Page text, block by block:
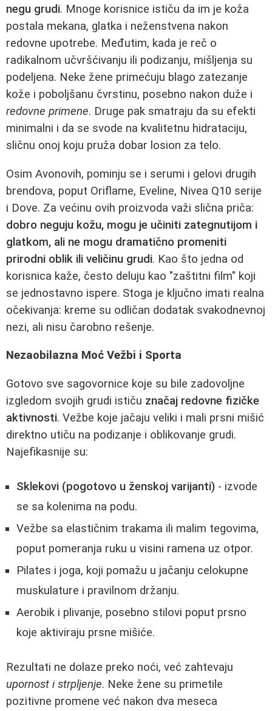
negu grudi. Mnoge korisnice ističu da im je koža
postala mekana, glatka i neženstvena nakon
redovne upotrebe. Međutim, kada je reč o
radikalnom učvršćivanju ili podizanju, mišljenja su
podeljena. Neke žene primećuju blago zatezanje
kože i poboljšanu čvrstinu, posebno nakon duže i
redovne primene. Druge pak smatraju da su efekti
minimalni i da se svode na kvalitetnu hidrataciju,
sličnu onoj koju pruža dobar losion za telo.
Osim Avonovih, pominju se i serumi i gelovi drugih
brendova, poput Oriflame, Eveline, Nivea Q10 serije
i Dove. Za većinu ovih proizvoda važi slična priča:
dobro neguju kožu, mogu je učiniti zategnutijom i
glatkom, ali ne mogu dramatično promeniti
prirodni oblik ili veličinu grudi. Kao što jedna od
korisnica kaže, često deluju kao "zaštitni film" koji
se jednostavno ispere. Stoga je ključno imati realna
očekivanja: kreme su odličan dodatak svakodnevnoj
nezi, ali nisu čarobno rešenje.
Nezaobilazna Moć Vežbi i Sporta
Gotovo sve sagovornice koje su bile zadovoljne
izgledom svojih grudi ističu značaj redovne fizičke
aktivnosti. Vežbe koje jačaju veliki i mali prsni mišić
direktno utiču na podizanje i oblikovanje grudi.
Najefikasnije su:
Sklekovi (pogotovo u ženskoj varijanti) - izvode
se sa kolenima na podu.
Vežbe sa elastičnim trakama ili malim tegovima,
poput pomeranja ruku u visini ramena uz otpor.
Pilates i joga, koji pomažu u jačanju celokupne
muskulature i pravilnom držanju.
Aerobik i plivanje, posebno stilovi poput prsno
koje aktiviraju prsne mišiće.
Rezultati ne dolaze preko noći, već zahtevaju
upornost i strpljenje. Neke žene su primetile
pozitivne promene već nakon dva meseca